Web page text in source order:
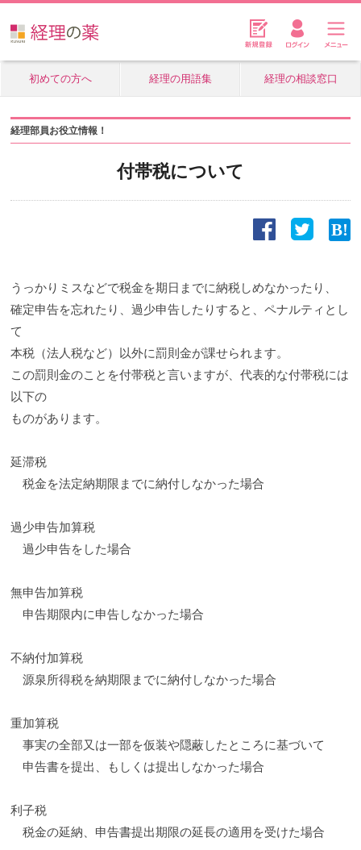
初めての方へ 経理の用語集 経理の相談窓口
経理部員お役立情報！
付帯税について
うっかりミスなどで税金を期日までに納税しめなかったり、
確定申告を忘れたり、過少申告したりすると、ペナルティとし
て
本税（法人税など）以外に罰則金が課せられます。
この罰則金のことを付帯税と言いますが、代表的な付帯税には
以下の
ものがあります。
延滞税
税金を法定納期限までに納付しなかった場合
過少申告加算税
過少申告をした場合
無申告加算税
申告期限内に申告しなかった場合
不納付加算税
源泉所得税を納期限までに納付しなかった場合
重加算税
事実の全部又は一部を仮装や隠蔽したところに基づいて
申告書を提出、もしくは提出しなかった場合
利子税
税金の延納、申告書提出期限の延長の適用を受けた場合